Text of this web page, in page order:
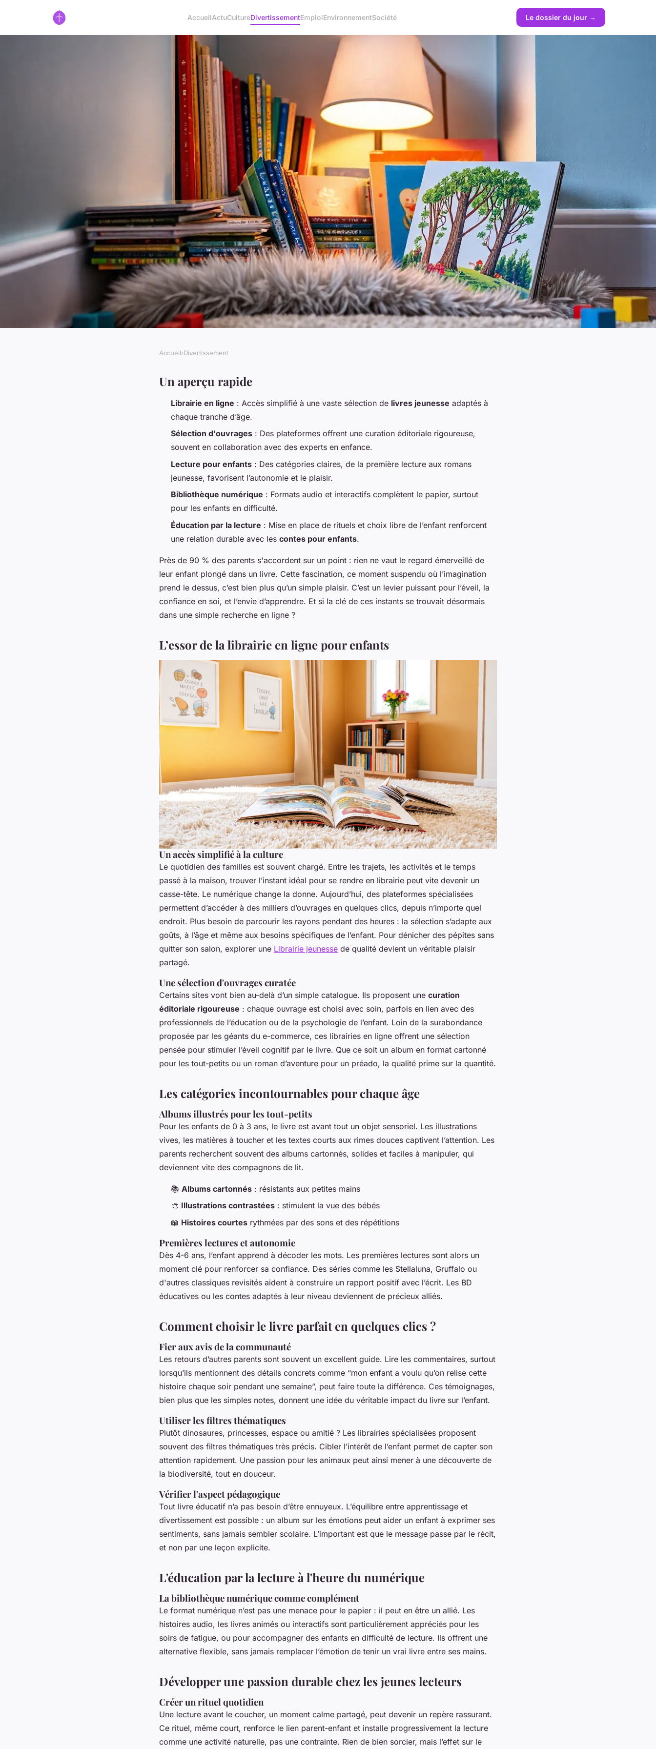
AccueilActuCultureDivertissementEmploiEnvironnementSociété Le dossier du jour →
Top 10 livres jeunesse en ligne pour
émerveiller vos enfants
Accueil›Divertissement
Un aperçu rapide
Librairie en ligne : Accès simplifié à une vaste sélection de livres jeunesse adaptés à
chaque tranche d’âge.
Sélection d'ouvrages : Des plateformes offrent une curation éditoriale rigoureuse,
souvent en collaboration avec des experts en enfance.
Lecture pour enfants : Des catégories claires, de la première lecture aux romans
jeunesse, favorisent l’autonomie et le plaisir.
Bibliothèque numérique : Formats audio et interactifs complètent le papier, surtout
pour les enfants en difficulté.
Éducation par la lecture : Mise en place de rituels et choix libre de l’enfant renforcent
une relation durable avec les contes pour enfants.
Près de 90 % des parents s'accordent sur un point : rien ne vaut le regard émerveillé de
leur enfant plongé dans un livre. Cette fascination, ce moment suspendu où l’imagination
prend le dessus, c’est bien plus qu’un simple plaisir. C’est un levier puissant pour l’éveil, la
confiance en soi, et l’envie d’apprendre. Et si la clé de ces instants se trouvait désormais
dans une simple recherche en ligne ?
L’essor de la librairie en ligne pour enfants
Un accès simplifié à la culture
Le quotidien des familles est souvent chargé. Entre les trajets, les activités et le temps
passé à la maison, trouver l’instant idéal pour se rendre en librairie peut vite devenir un
casse-tête. Le numérique change la donne. Aujourd’hui, des plateformes spécialisées
permettent d’accéder à des milliers d’ouvrages en quelques clics, depuis n’importe quel
endroit. Plus besoin de parcourir les rayons pendant des heures : la sélection s’adapte aux
goûts, à l’âge et même aux besoins spécifiques de l’enfant. Pour dénicher des pépites sans
quitter son salon, explorer une Librairie jeunesse de qualité devient un véritable plaisir
partagé.
Une sélection d'ouvrages curatée
Certains sites vont bien au-delà d’un simple catalogue. Ils proposent une curation
éditoriale rigoureuse : chaque ouvrage est choisi avec soin, parfois en lien avec des
professionnels de l’éducation ou de la psychologie de l’enfant. Loin de la surabondance
proposée par les géants du e-commerce, ces librairies en ligne offrent une sélection
pensée pour stimuler l’éveil cognitif par le livre. Que ce soit un album en format cartonné
pour les tout-petits ou un roman d’aventure pour un préado, la qualité prime sur la quantité.
Les catégories incontournables pour chaque âge
Albums illustrés pour les tout-petits
Pour les enfants de 0 à 3 ans, le livre est avant tout un objet sensoriel. Les illustrations
vives, les matières à toucher et les textes courts aux rimes douces captivent l’attention. Les
parents recherchent souvent des albums cartonnés, solides et faciles à manipuler, qui
deviennent vite des compagnons de lit.
📚 Albums cartonnés : résistants aux petites mains
🎨 Illustrations contrastées : stimulent la vue des bébés
📖 Histoires courtes rythmées par des sons et des répétitions
Premières lectures et autonomie
Dès 4-6 ans, l’enfant apprend à décoder les mots. Les premières lectures sont alors un
moment clé pour renforcer sa confiance. Des séries comme les Stellaluna, Gruffalo ou
d'autres classiques revisités aident à construire un rapport positif avec l’écrit. Les BD
éducatives ou les contes adaptés à leur niveau deviennent de précieux alliés.
Comment choisir le livre parfait en quelques clics ?
Fier aux avis de la communauté
Les retours d’autres parents sont souvent un excellent guide. Lire les commentaires, surtout
lorsqu’ils mentionnent des détails concrets comme “mon enfant a voulu qu’on relise cette
histoire chaque soir pendant une semaine”, peut faire toute la différence. Ces témoignages,
bien plus que les simples notes, donnent une idée du véritable impact du livre sur l’enfant.
Utiliser les filtres thématiques
Plutôt dinosaures, princesses, espace ou amitié ? Les librairies spécialisées proposent
souvent des filtres thématiques très précis. Cibler l’intérêt de l’enfant permet de capter son
attention rapidement. Une passion pour les animaux peut ainsi mener à une découverte de
la biodiversité, tout en douceur.
Vérifier l'aspect pédagogique
Tout livre éducatif n’a pas besoin d’être ennuyeux. L’équilibre entre apprentissage et
divertissement est possible : un album sur les émotions peut aider un enfant à exprimer ses
sentiments, sans jamais sembler scolaire. L’important est que le message passe par le récit,
et non par une leçon explicite.
L'éducation par la lecture à l'heure du numérique
La bibliothèque numérique comme complément
Le format numérique n’est pas une menace pour le papier : il peut en être un allié. Les
histoires audio, les livres animés ou interactifs sont particulièrement appréciés pour les
soirs de fatigue, ou pour accompagner des enfants en difficulté de lecture. Ils offrent une
alternative flexible, sans jamais remplacer l’émotion de tenir un vrai livre entre ses mains.
Développer une passion durable chez les jeunes lecteurs
Créer un rituel quotidien
Une lecture avant le coucher, un moment calme partagé, peut devenir un repère rassurant.
Ce rituel, même court, renforce le lien parent-enfant et installe progressivement la lecture
comme une activité naturelle, pas une contrainte. Rien de bien sorcier, mais l’effet sur le